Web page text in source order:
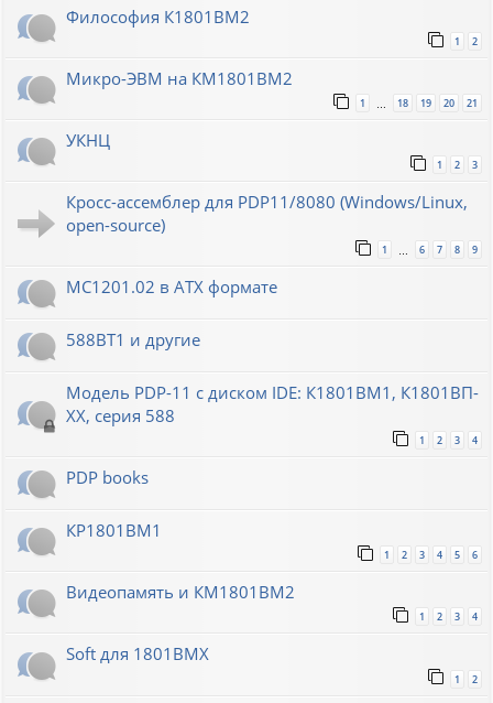
Философия К1801ВМ2
1 2
Микро-ЭВМ на КМ1801ВМ2
1 18 19 20 21
УКНЦ
1 2 3
Кросс-ассемблер для PDP11/8080 (Windows/Linux,
open-source)
1 … 6 7 8 9
МС1201.02 в ATX формате
588ВТ1 и другие
Модель PDP-11 с диском IDE: К1801ВМ1, К1801ВП-
XX, серия 588
1 2 3 4
PDP books
КР1801ВМ1
1 2 3 4 5 6
Видеопамять и КМ1801ВМ2
1 2 3 4
Soft для 1801ВМХ
1 2